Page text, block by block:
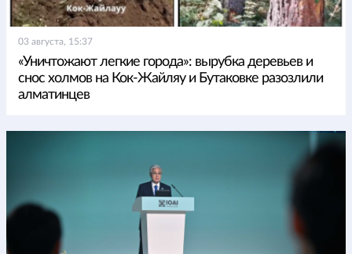
03 августа, 15:37
«Уничтожают легкие города»: вырубка деревьев и
снос холмов на Кок-Жайляу и Бутаковке разозлили
алматинцев